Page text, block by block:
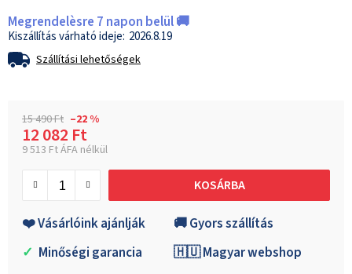
Megrendelèsre 7 napon belül 🚚
2026.8.19
Szállítási lehetőségek
15 490 Ft –22 %
12 082 Ft
9 513 Ft ÁFA nélkül
KOSÁRBA
❤️ Vásárlóink ajánlják
🚚 Gyors szállítás
✓ Minőségi garancia 🇭🇺 Magyar webshop